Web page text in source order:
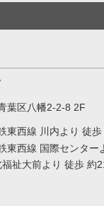
葉区八幡2-2-8 2F
東西線 川内より 徒
東西線 国際センター
祉大前より 徒歩 約